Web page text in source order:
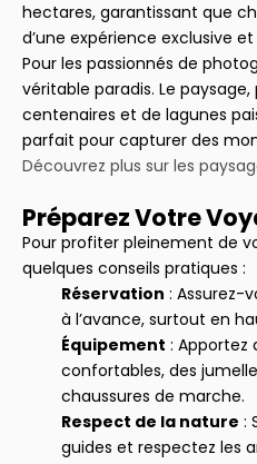
hectares, garantissant que
d’une expérience exclusive
Pour les passionnés de
véritable paradis. Le
centenaires et de lagunes
parfait pour capturer des
Découvrez plus sur les
Préparez Votre
Pour profiter pleinement de
quelques conseils pratiques :
Réservation : Assurez-
à l’avance, surtout en
Équipement : Apportez
confortables, des
chaussures de marche.
Respect de la nature :
guides et respectez les